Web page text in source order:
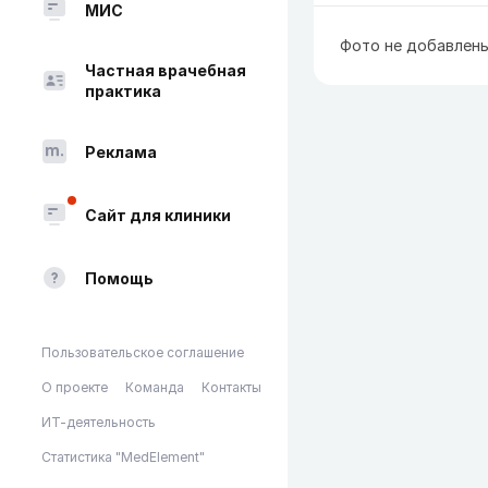
МИС
Частная врачебная
практика
Реклама
Сайт для клиники
Помощь
Пользовательское соглашение
О проекте Команда Контакты
ИТ-деятельность
Статистика "MedElement"
Фото не